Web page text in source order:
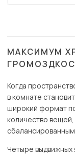
МАКСИМУМ
Когда
в комнате
широкий формат
количество
Четыре выдвижных